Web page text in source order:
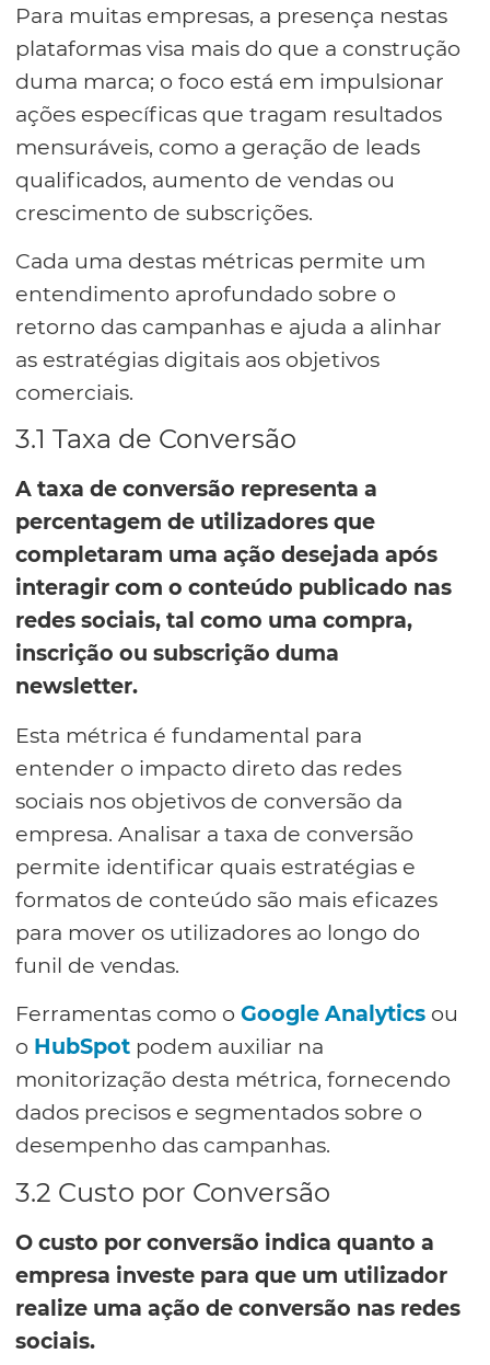
Para muitas empresas, a presença nestas
plataformas visa mais do que a construção
duma marca; o foco está em impulsionar
ações específicas que tragam resultados
mensuráveis, como a geração de leads
qualificados, aumento de vendas ou
crescimento de subscrições.
Cada uma destas métricas permite um
entendimento aprofundado sobre o
retorno das campanhas e ajuda a alinhar
as estratégias digitais aos objetivos
comerciais.
3.1 Taxa de Conversão
A taxa de conversão representa a
percentagem de utilizadores que
completaram uma ação desejada após
interagir com o conteúdo publicado nas
redes sociais, tal como uma compra,
inscrição ou subscrição duma
newsletter.
Esta métrica é fundamental para
entender o impacto direto das redes
sociais nos objetivos de conversão da
empresa. Analisar a taxa de conversão
permite identificar quais estratégias e
formatos de conteúdo são mais eficazes
para mover os utilizadores ao longo do
funil de vendas.
Ferramentas como o Google Analytics ou
o HubSpot podem auxiliar na
monitorização desta métrica, fornecendo
dados precisos e segmentados sobre o
desempenho das campanhas.
3.2 Custo por Conversão
O custo por conversão indica quanto a
empresa investe para que um utilizador
realize uma ação de conversão nas redes
sociais.